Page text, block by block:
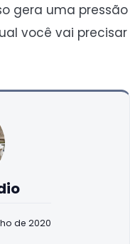
gera uma pressão
você vai precisar
de 2020